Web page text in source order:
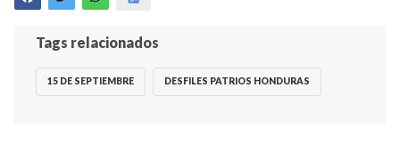
Tags relacionados
15 DE SEPTIEMBRE DESFILES PATRIOS HONDURAS